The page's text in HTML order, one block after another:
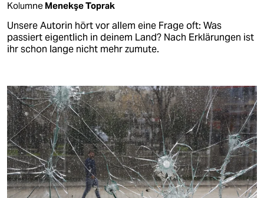
Kolumne Menekşe Toprak
Unsere Autorin hört vor allem eine Frage oft: Was
passiert eigentlich in deinem Land? Nach Erklärungen ist
ihr schon lange nicht mehr zumute.